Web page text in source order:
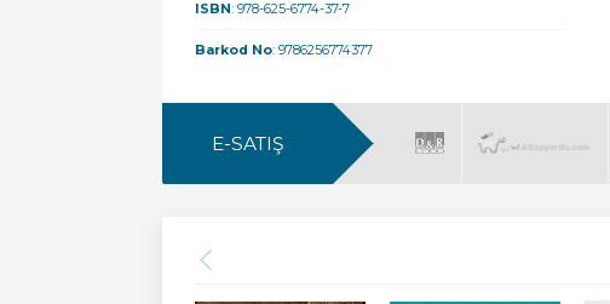
ISBN: 978-625-6774-37-7
Barkod No: 9786256774377
E-SATIŞ